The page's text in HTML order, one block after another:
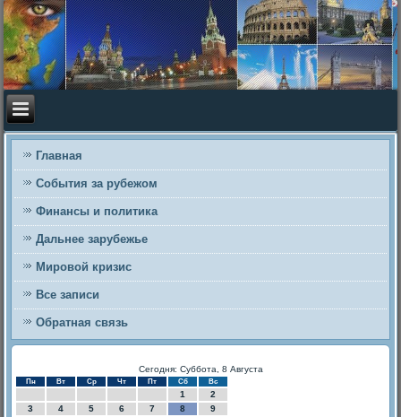
Главная
События за рубежом
Финансы и политика
Дальнее зарубежье
Мировой кризис
Все записи
Обратная связь
Сегодня: Суббота, 8 Августа
Пн Вт Ср Чт Пт Сб Вс
1
2
3
4 5 6 7 8
9